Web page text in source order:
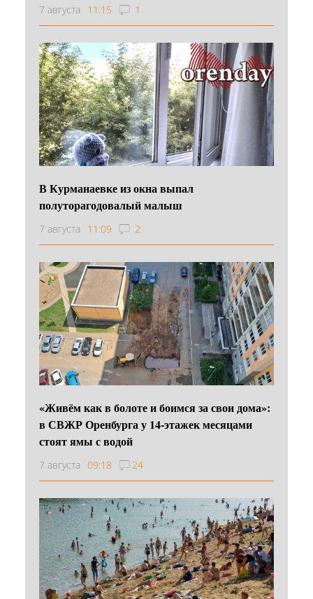
7 августа 11:15 1
В Курманаевке из окна выпал
полуторагодовалый малыш
7 августа 11:09 2
«Живём как в болоте и боимся за свои дома»:
в СВЖР Оренбурга у 14-этажек месяцами
стоят ямы с водой
7 августа 09:18 24